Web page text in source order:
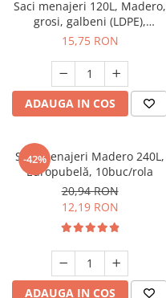
Saci menajeri 120L, Madero,
grosi, galbeni (LDPE),
25buc/rola
15,75 RON
ADAUGA IN COS
-42%
Saci menajeri Madero 240L,
Europubelă, 10buc/rola
20,94 RON
12,19 RON
ADAUGA IN COS